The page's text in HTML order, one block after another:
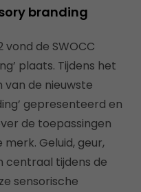
branding
de SWOCC
plaats. Tijdens het
de nieuwste
gepresenteerd en
de toepassingen
Geluid, geur,
centraal tijdens de
sensorische